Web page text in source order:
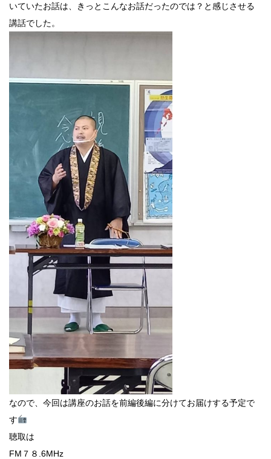
いていたお話は、きっとこんなお話だったのでは？と感じさせる
講話でした。
なので、今回は講座のお話を前編後編に分けてお届けする予定で
す
聴取は
FM７８.6MHz